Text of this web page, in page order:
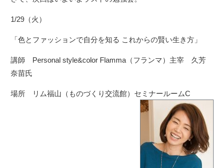
1/29（火）
「色とファッションで自分を知る これからの賢い生き方」
講師 Personal style&color Flamma（フランマ）主宰 久芳
奈苗氏
場所 リム福山（ものづくり交流館）セミナールームC